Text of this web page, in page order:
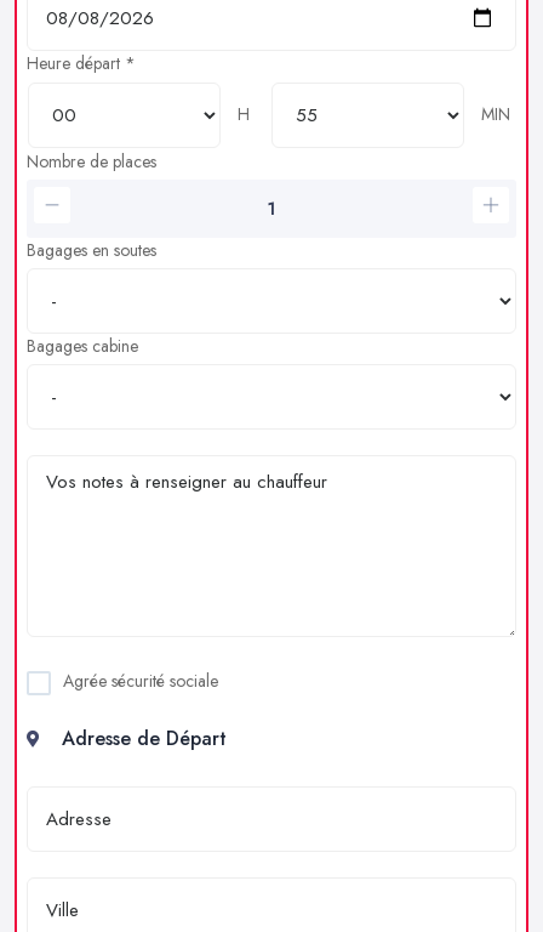
Heure départ *
H
MIN
Nombre de places
Bagages en soutes
Bagages cabine
Agrée sécurité sociale
Adresse de Départ